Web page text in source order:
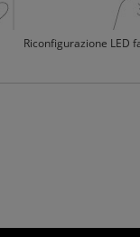
Riconfigurazione LED